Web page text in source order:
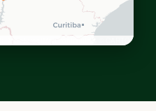
© OpenStreetMap contributors © CARTO